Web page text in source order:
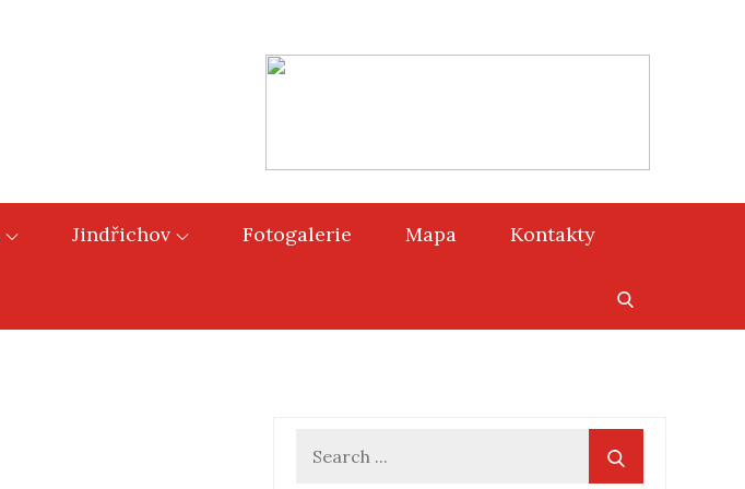
Jindřichov Fotogalerie Mapa Kontakty